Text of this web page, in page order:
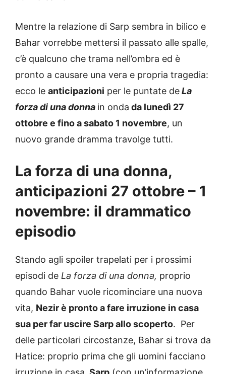
Mentre la relazione di Sarp sembra in bilico e
Bahar vorrebbe mettersi il passato alle spalle,
c’è qualcuno che trama nell’ombra ed è
pronto a causare una vera e propria tragedia:
ecco le anticipazioni per le puntate deLa
forza di una donna in onda da lunedì 27
ottobre e fino a sabato 1 novembre, un
nuovo grande dramma travolge tutti.
La forza di una donna,
anticipazioni 27 ottobre – 1
novembre: il drammatico
episodio
Stando agli spoiler trapelati per i prossimi
episodi de La forza di una donna, proprio
quando Bahar vuole ricominciare una nuova
vita, Nezir è pronto a fare irruzione in casa
sua per far uscire Sarp allo scoperto. Per
delle particolari circostanze, Bahar si trova da
Hatice: proprio prima che gli uomini facciano